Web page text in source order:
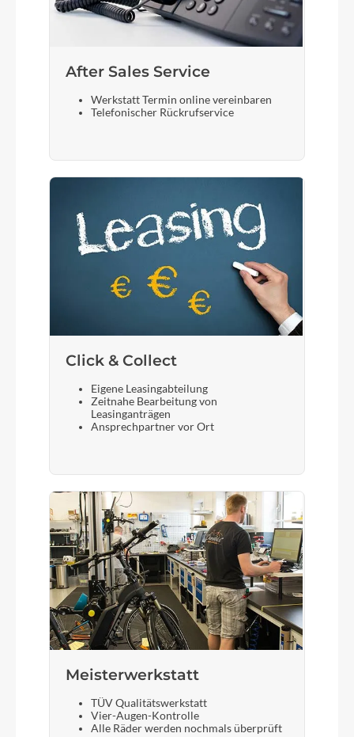
After Sales Service
Werkstatt Termin online vereinbaren
Telefonischer Rückrufservice
Click & Collect
Eigene Leasingabteilung
Zeitnahe Bearbeitung von
Leasinganträgen
Ansprechpartner vor Ort
Meisterwerkstatt
TÜV Qualitätswerkstatt
Vier-Augen-Kontrolle
Alle Räder werden nochmals überprüft